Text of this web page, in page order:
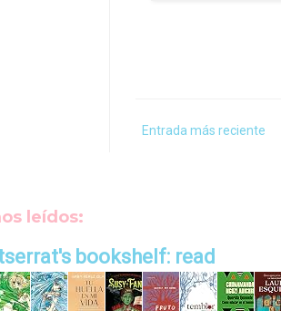
Entrada más reciente
leídos:
bookshelf: read